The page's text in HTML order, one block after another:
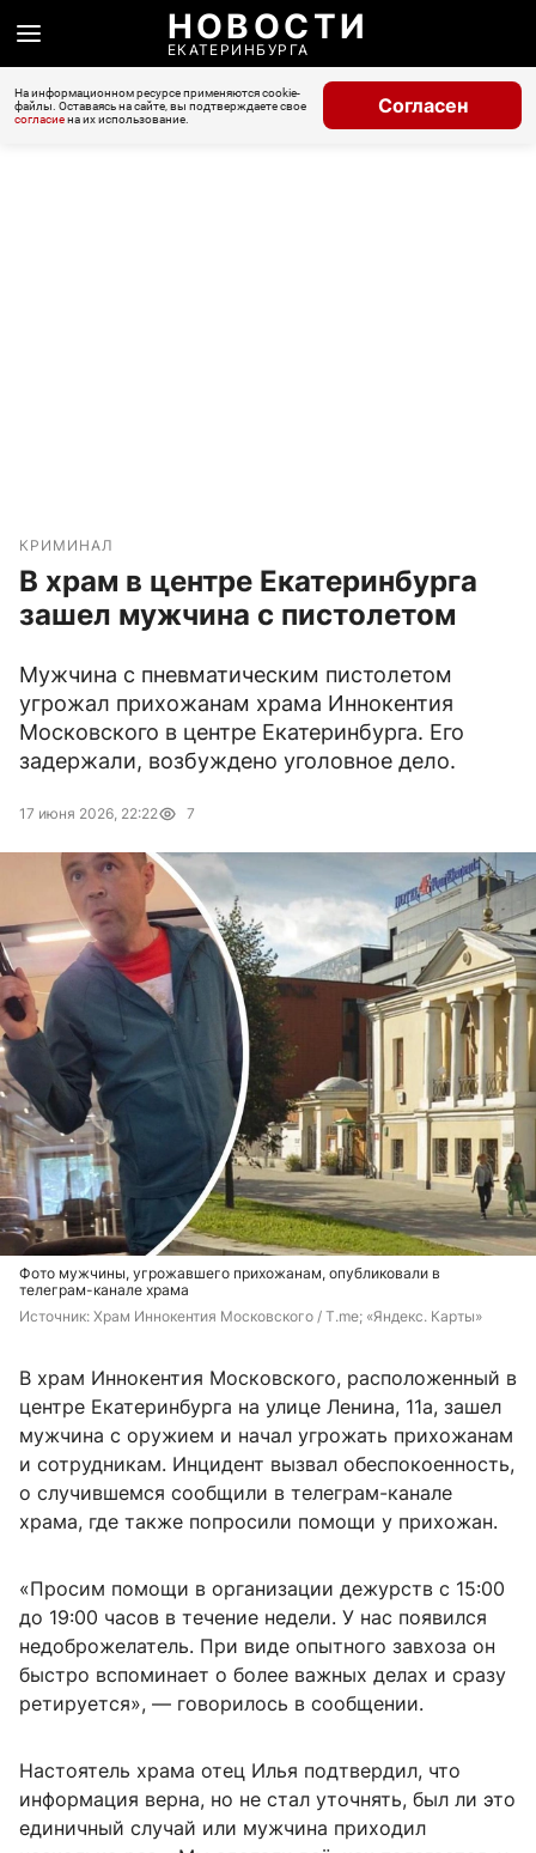
НОВОСТИ
ЕКАТЕРИНБУРГА
На информационном ресурсе применяются cookie-
файлы. Оставаясь на сайте, вы подтверждаете свое
согласиена их использование.
Согласен
КРИМИНАЛ
В храм в центре Екатеринбурга
зашел мужчина с пистолетом
Мужчина с пневматическим пистолетом
угрожал прихожанам храма Иннокентия
Московского в центре Екатеринбурга. Его
задержали, возбуждено уголовное дело.
17 июня 2026, 22:22 7
Фото мужчины, угрожавшего прихожанам, опубликовали в
телеграм-канале храма
Источник: Храм Иннокентия Московского / T.me; «Яндекс. Карты»
В храм Иннокентия Московского, расположенный в
центре Екатеринбурга на улице Ленина, 11а, зашел
мужчина с оружием и начал угрожать прихожанам
и сотрудникам. Инцидент вызвал обеспокоенность,
о случившемся сообщили в телеграм-канале
храма, где также попросили помощи у прихожан.
«Просим помощи в организации дежурств с 15:00
до 19:00 часов в течение недели. У нас появился
недоброжелатель. При виде опытного завхоза он
быстро вспоминает о более важных делах и сразу
ретируется», — говорилось в сообщении.
Настоятель храма отец Илья подтвердил, что
информация верна, но не стал уточнять, был ли это
единичный случай или мужчина приходил